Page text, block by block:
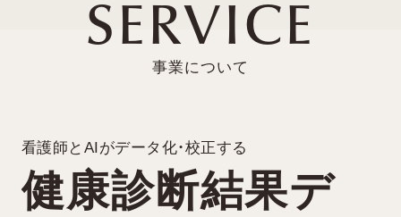
SERVICE
健康診断結果デ